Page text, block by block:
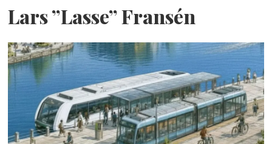
Lars ”Lasse” Fransén